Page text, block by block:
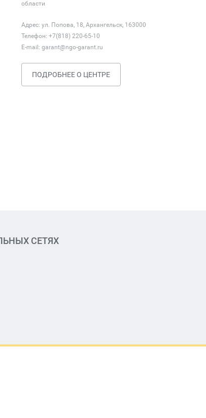
области
Адрес: ул. Попова, 18, Архангельск, 163000
Телефон: +7(818) 220-65-10
E-mail: garant@ngo-garant.ru
ПОДРОБНЕЕ О ЦЕНТРЕ
СЕТЯХ